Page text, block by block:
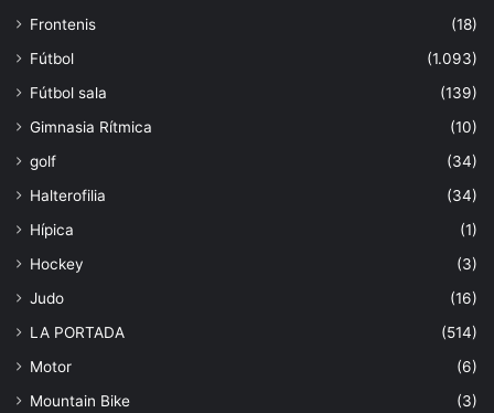
Frontenis
(18)
Fútbol
(1.093)
Fútbol sala
(139)
Gimnasia Rítmica
(10)
golf
(34)
Halterofilia
(34)
Hípica
(1)
Hockey
(3)
Judo
(16)
LA PORTADA
(514)
Motor
(6)
Mountain Bike
(3)